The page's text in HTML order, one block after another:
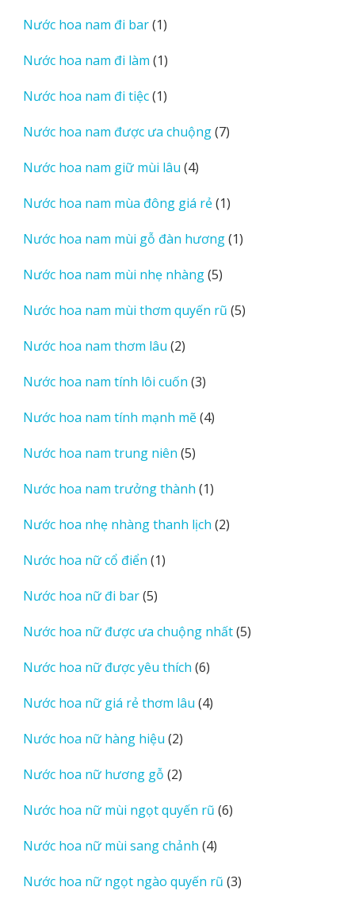
Nước hoa nam đi bar 11
phẩm
Nước hoa nam đi làm 11
phẩm
Nước hoa nam đi tiệc 11
phẩm
Nước hoa nam được ưa chuộng 77
Nước hoa nam giữ mùi lâu 44
phẩm
Nước hoa nam mùa đông giá rẻ 11
phẩm
Nước hoa nam mùi gỗ đàn hương 11
Nước hoa nam mùi nhẹ nhàng 55
phẩm
Nước hoa nam mùi thơm quyến rũ 55
Nước hoa nam thơm lâu 22
phẩm
Nước hoa nam tính lôi cuốn 33
phẩm
Nước hoa nam tính mạnh mẽ 44
Nước hoa nam trung niên 55
phẩm
Nước hoa nam trưởng thành 11
phẩm
Nước hoa nhẹ nhàng thanh lịch 22
Nước hoa nữ cổ điển 11
Nước hoa nữ đi bar 55
phẩm
Nước hoa nữ được ưa chuộng nhất 55
Nước hoa nữ được yêu thích 66
phẩm
Nước hoa nữ giá rẻ thơm lâu 44
Nước hoa nữ hàng hiệu 22
phẩm
Nước hoa nữ hương gỗ 22
phẩm
Nước hoa nữ mùi ngọt quyến rũ 66
Nước hoa nữ mùi sang chảnh 44
phẩm
Nước hoa nữ ngọt ngào quyến rũ 33